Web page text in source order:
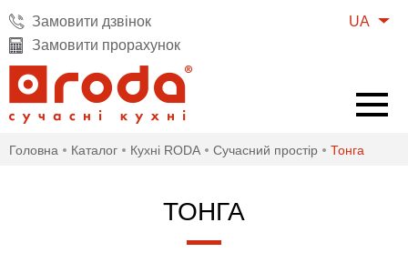
UA
Замовити дзвінок
Замовити прорахунок
Головна Каталог Кухні RODA Cучасний простір Тонга
ТОНГА